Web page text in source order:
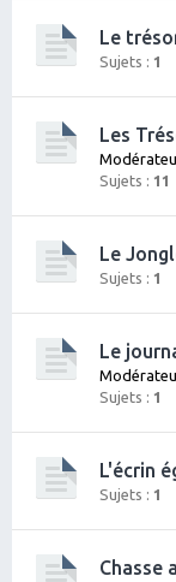
Le
Sujets : 1
Les
Sujets : 11
Le
Sujets : 1
Le
Sujets : 1
L'écrin
Sujets : 1
Chasse